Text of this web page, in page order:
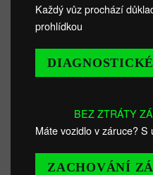
Každý vůz prochází
prohlídkou
BEZ ZTRÁTY
Máte vozidlo v záruce?
ZACHOVÁNÍ